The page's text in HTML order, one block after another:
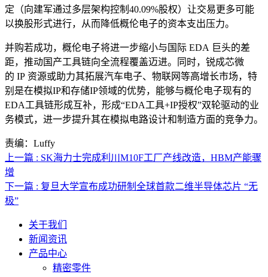
定（向建军通过多层架构控制40.09%股权）让交易更多可能
以换股形式进行，从而降低概伦电子的资本支出压力。
并购若成功，概伦电子将进一步缩小与国际 EDA 巨头的差
距，推动国产工具链向全流程覆盖迈进。同时，锐成芯微
的 IP 资源或助力其拓展汽车电子、物联网等高增长市场，特
别是在模拟IP和存储IP领域的优势，能够与概伦电子现有的
EDA工具链形成互补，形成“EDA工具+IP授权”双轮驱动的业
务模式，进一步提升其在模拟电路设计和制造方面的竞争力。
责编：Luffy
上一篇 : SK海力士完成利川M10F工厂产线改造，HBM产能骤
增
下一篇 : 复旦大学宣布成功研制全球首款二维半导体芯片 “无
极”
关于我们
新闻资讯
产品中心
精密零件